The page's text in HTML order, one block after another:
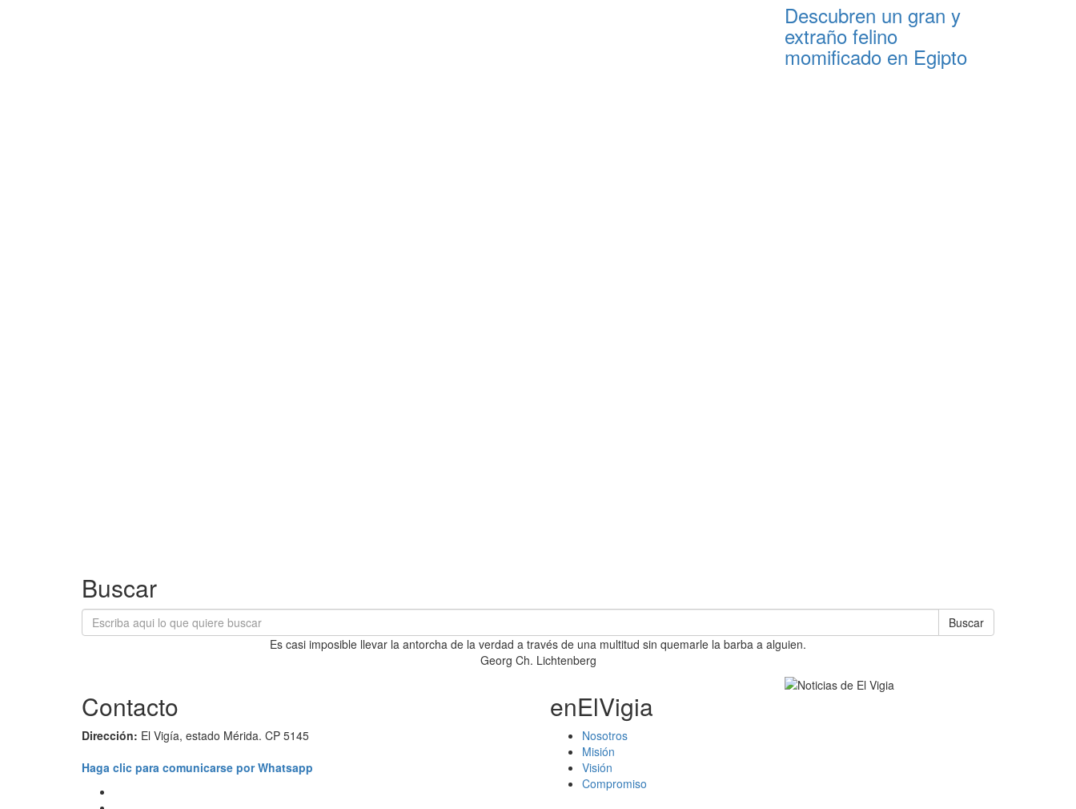
Descubren un gran y
extraño felino
momificado en Egipto
Buscar
Buscar
Es casi imposible llevar la antorcha de la verdad a través de una multitud sin quemarle la barba a alguien.
Georg Ch. Lichtenberg
Contacto
Dirección: El Vigía, estado Mérida. CP 5145
Haga clic para comunicarse por Whatsapp
enElVigia
Nosotros
Misión
Visión
Compromiso